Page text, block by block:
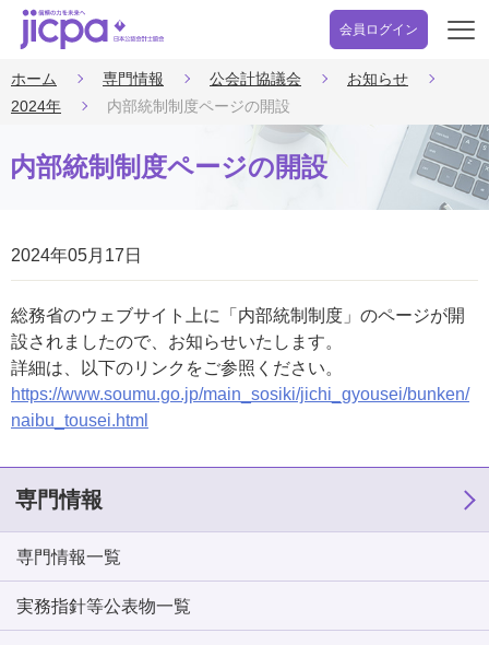
会員ログイン
開
ホーム 専門情報 公会計協議会
お知らせ
2024年
内部統制制度ページの開設
内部統制制度ページの開設
2024年05月17日
総務省のウェブサイト上に「内部統制制度」のページが開
設されましたので、お知らせいたします。
詳細は、以下のリンクをご参照ください。
https://www.soumu.go.jp/main_sosiki/jichi_gyousei/bunken/
naibu_tousei.html
専門情報
専門情報一覧
実務指針等公表物一覧